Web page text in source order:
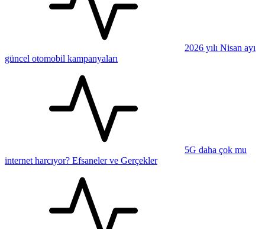
2026 yılı Nisan ayı
güncel otomobil kampanyaları
5G daha çok mu
internet harcıyor? Efsaneler ve Gerçekler